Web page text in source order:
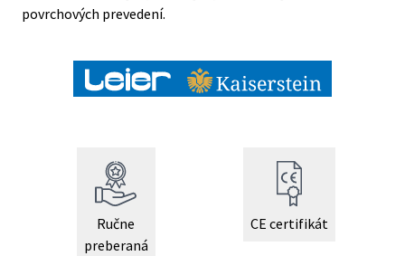
povrchových prevedení.
Ručne
preberaná
CE certifikát